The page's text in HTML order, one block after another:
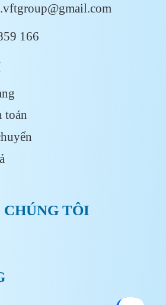
166
toán
TÔI